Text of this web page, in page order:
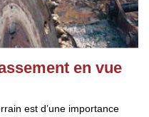
en vue
est d’une importance